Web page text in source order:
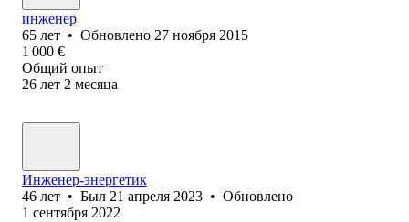
инженер
65 лет • Обновлено 27 ноября 2015
1 000 €
Общий опыт
26 лет 2 месяца
Инженер-энергетик
46 лет • Был 21 апреля 2023 • Обновлено
1 сентября 2022